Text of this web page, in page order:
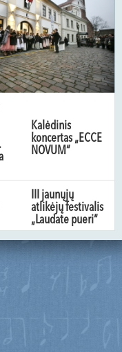
Kalėdinis
koncertas „ECCE
NOVUM“
III jaunųjų
atlikėjų festivalis
„Laudate pueri“